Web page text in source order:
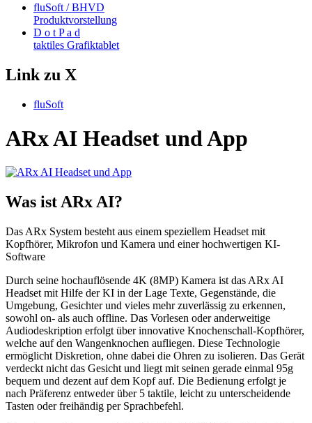
fluSoft / BHVD
Produktvorstellung
D o t P a d
taktiles Grafiktablet
Link zu X
fluSoft
ARx AI Headset und App
Was ist ARx AI?
Das ARx System besteht aus einem speziellem Headset mit
Kopfhörer, Mikrofon und Kamera und einer hochwertigen KI-
Software
Durch seine hochauflösende 4K (8MP) Kamera ist das ARx AI
Headset mit Hilfe der KI in der Lage Texte, Gegenstände, die
Umgebung, Gesichter und vieles mehr zuverlässig zu erkennen,
sowohl on- als auch offline. Das Vorlesen oder anderweitige
Audiodeskription erfolgt über innovative Knochenschall-Kopfhörer,
welche auf den Wangenknochen aufliegen. Diese Technologie
ermöglicht Diskretion, ohne dabei die Ohren zu isolieren. Das Gerät
verdeckt nicht das Gesicht und liegt mit seinen gerade einmal 95g
bequem und dezent auf dem Kopf auf. Die Bedienung erfolgt je
nach Präferenz entweder über 5 taktile, leicht zu unterscheidende
Tasten oder freihändig per Sprachbefehl.